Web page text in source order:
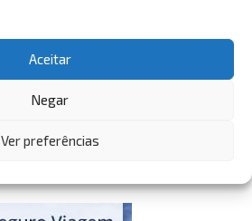
Aceitar
Negar
Ver preferências